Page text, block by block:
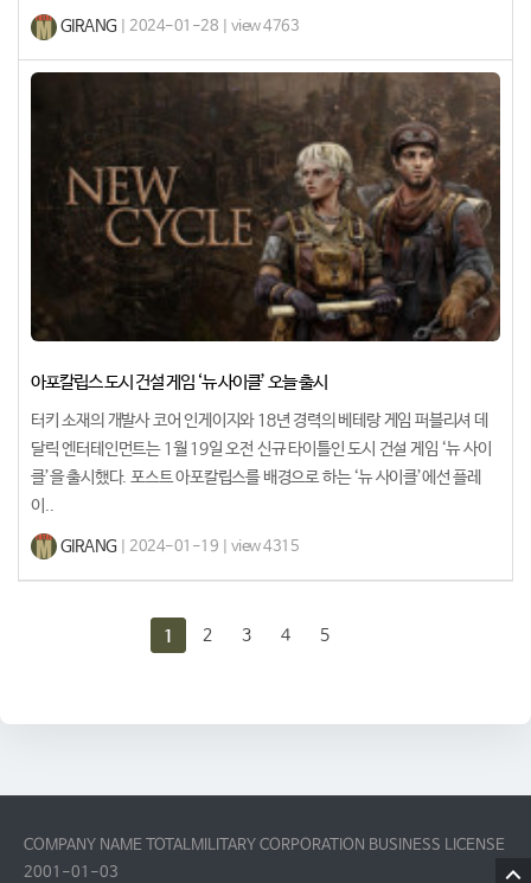
GIRANG | 2024-01-28 | view 4763
아포칼립스 도시 건설 게임 ‘뉴 사이클’ 오늘 출시
터키 소재의 개발사 코어 인게이지와 18년 경력의 베테랑 게임 퍼블리셔 데
달릭 엔터테인먼트는 1월 19일 오전 신규 타이틀인 도시 건설 게임 ‘뉴 사이
클’을 출시했다. 포스트 아포칼립스를 배경으로 하는 ‘뉴 사이클’에선 플레
이..
GIRANG | 2024-01-19 | view 4315
1 2 3 4 5
COMPANY NAME TOTALMILITARY CORPORATION BUSINESS LICENSE
2001-01-03